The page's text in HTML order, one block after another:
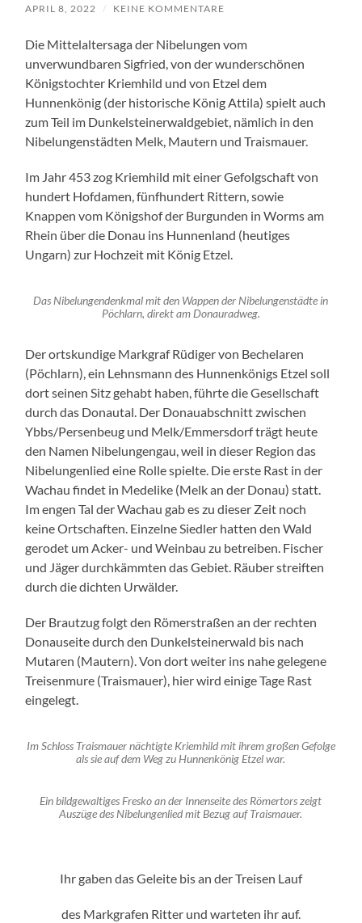
APRIL 8, 2022 / KEINE KOMMENTARE
Die Mittelaltersaga der Nibelungen vom
unverwundbaren Sigfried, von der wunderschönen
Königstochter Kriemhild und von Etzel dem
Hunnenkönig (der historische König Attila) spielt auch
zum Teil im Dunkelsteinerwaldgebiet, nämlich in den
Nibelungenstädten Melk, Mautern und Traismauer.
Im Jahr 453 zog Kriemhild mit einer Gefolgschaft von
hundert Hofdamen, fünfhundert Rittern, sowie
Knappen vom Königshof der Burgunden in Worms am
Rhein über die Donau ins Hunnenland (heutiges
Ungarn) zur Hochzeit mit König Etzel.
Das Nibelungendenkmal mit den Wappen der Nibelungenstädte in
Pöchlarn, direkt am Donauradweg.
Der ortskundige Markgraf Rüdiger von Bechelaren
(Pöchlarn), ein Lehnsmann des Hunnenkönigs Etzel soll
dort seinen Sitz gehabt haben, führte die Gesellschaft
durch das Donautal. Der Donauabschnitt zwischen
Ybbs/Persenbeug und Melk/Emmersdorf trägt heute
den Namen Nibelungengau, weil in dieser Region das
Nibelungenlied eine Rolle spielte. Die erste Rast in der
Wachau findet in Medelike (Melk an der Donau) statt.
Im engen Tal der Wachau gab es zu dieser Zeit noch
keine Ortschaften. Einzelne Siedler hatten den Wald
gerodet um Acker- und Weinbau zu betreiben. Fischer
und Jäger durchkämmten das Gebiet. Räuber streiften
durch die dichten Urwälder.
Der Brautzug folgt den Römerstraßen an der rechten
Donauseite durch den Dunkelsteinerwald bis nach
Mutaren (Mautern). Von dort weiter ins nahe gelegene
Treisenmure (Traismauer), hier wird einige Tage Rast
eingelegt.
Im Schloss Traismauer nächtigte Kriemhild mit ihrem großen Gefolge
als sie auf dem Weg zu Hunnenkönig Etzel war.
Ein bildgewaltiges Fresko an der Innenseite des Römertors zeigt
Auszüge des Nibelungenlied mit Bezug auf Traismauer.
Ihr gaben das Geleite bis an der Treisen Lauf
des Markgrafen Ritter und warteten ihr auf.